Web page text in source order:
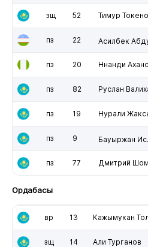
зщ 52 Тимур
пз 22 Асилбек
пз 20 Ннанди
пз 82 Руслан
пз 19 Нурали
пз 9 Бауыржан
пз 77 Дмитрий
Ордабасы
вр 13 Кажымукан
зщ 14 Али Турганов